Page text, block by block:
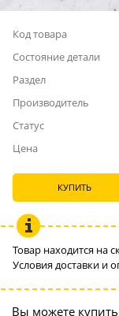
Код товара
Состояние детали
Раздел
Производитель
Статус
Цена
КУПИТЬ
Товар находится на
Условия доставки и
Вы можете